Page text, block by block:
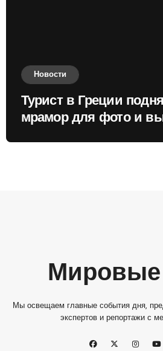
Новости
Турист в Греции
мрамор для фото и
Мы освещаем главные события дня,
экспертов и репортажи с